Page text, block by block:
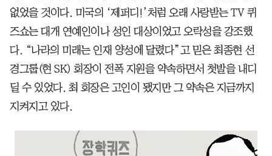
없었을 것이다. 미국의 ‘제퍼디!’처럼 오래 사랑받는 TV 퀴
즈쇼는 대개 연예인이나 성인 대상이었고 오락성을 강조했
다. “나라의 미래는 인재 양성에 달렸다”고 믿은 최종현 선
경그룹(현 SK) 회장이 전폭 지원을 약속하면서 첫발을 내디
딜 수 있었다. 최 회장은 고인이 됐지만 그 약속은 지금까지
지켜지고 있다.